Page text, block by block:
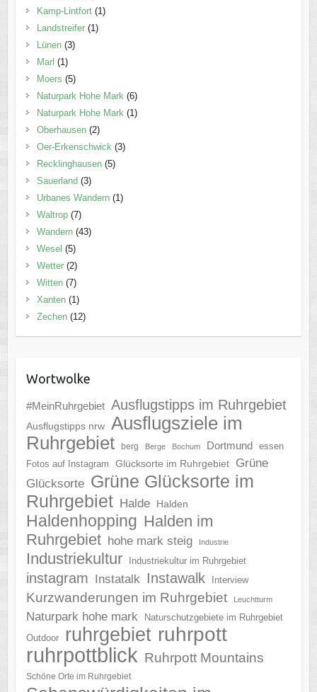
Kamp-Lintfort(1)
Landstreifer(1)
Lünen(3)
Marl (1)
Moers (5)
Naturpark Hohe Mark (6)
Naturpark Hohe Mark (1)
Oberhausen(2)
Oer-Erkenschwick (3)
Recklinghausen(5)
Sauerland (3)
Urbanes Wandern(1)
Waltrop(7)
Wandern(43)
Wesel (5)
Wetter(2)
Witten(7)
Xanten(1)
Zechen(12)
Wortwolke
#MeinRuhrgebiet Ausflugstipps im Ruhrgebiet
Ausflugstipps nrw Ausflugsziele im
Ruhrgebiet
berg Berge Bochum Dortmund
essen
Fotos auf Instagram
Glücksorte im Ruhrgebiet
Grüne
Glücksorte Grüne Glücksorte im
Ruhrgebiet Halde Halden
Haldenhopping Halden im
Ruhrgebiet hohe mark steig Industrie
Industriekultur Industriekultur im Ruhrgebiet
instagram Instatalk Instawalk Interview
Kurzwanderungen im Ruhrgebiet Leuchtturm
Naturpark hohe mark
Naturschutzgebiete im Ruhrgebiet
Outdoor
ruhrgebiet ruhrpott
ruhrpottblick Ruhrpott Mountains
Schöne Orte im Ruhrgebiet